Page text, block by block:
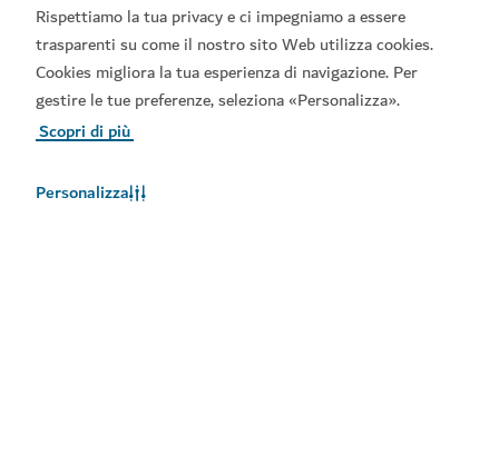
Rispettiamo la tua privacy e ci impegniamo a essere
trasparenti su come il nostro sito Web utilizza cookies.
Cookies migliora la tua esperienza di navigazione. Per
gestire le tue preferenze, seleziona «Personalizza».
Scopri di più
Personalizza
Link principali